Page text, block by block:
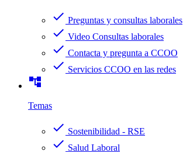
check Preguntas y consultas laborales
check Video Consultas laborales
check Contacta y pregunta a CCOO
check Servicios CCOO en las redes
account_tree
Temas
check Sostenibilidad - RSE
check Salud Laboral